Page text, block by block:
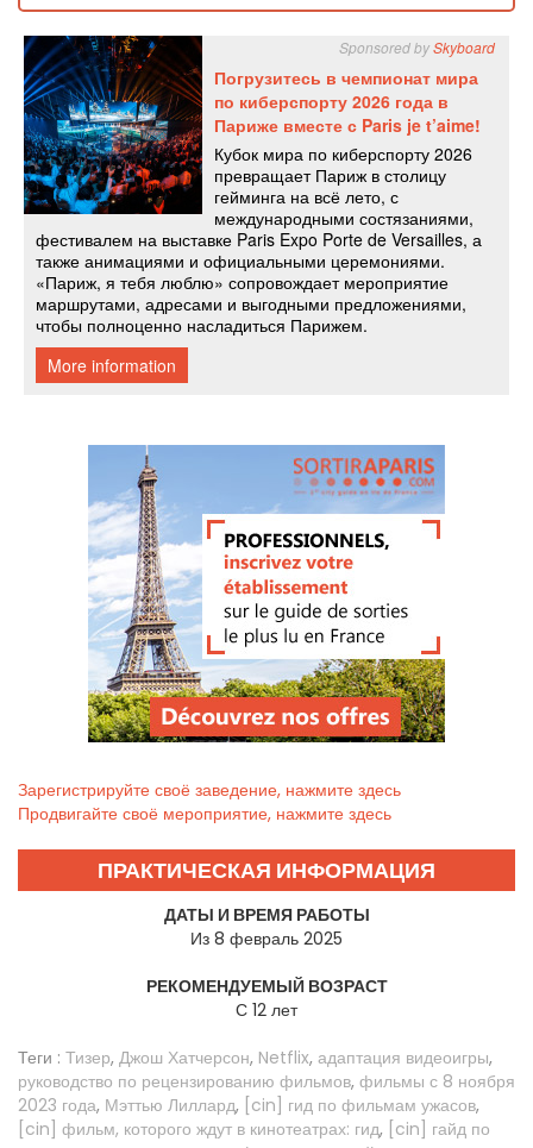
Зарегистрируйте своё заведение, нажмите здесь
Продвигайте своё мероприятие, нажмите здесь
ПРАКТИЧЕСКАЯ ИНФОРМАЦИЯ
ДАТЫ И ВРЕМЯ РАБОТЫ
Из 8 февраль 2025
РЕКОМЕНДУЕМЫЙ ВОЗРАСТ
С 12 лет
Теги : Тизер, Джош Хатчерсон, Netflix, адаптация видеоигры,
руководство по рецензированию фильмов, фильмы с 8 ноября
2023 года, Мэттью Лиллард, [cin] гид по фильмам ужасов,
[cin] фильм, которого ждут в кинотеатрах: гид, [cin] гайд по